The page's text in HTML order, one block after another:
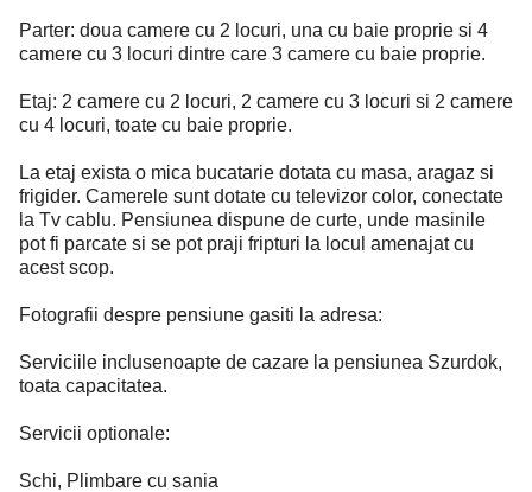
Parter: doua camere cu 2 locuri, una cu baie proprie si 4
camere cu 3 locuri dintre care 3 camere cu baie proprie.
Etaj: 2 camere cu 2 locuri, 2 camere cu 3 locuri si 2 camere
cu 4 locuri, toate cu baie proprie.
La etaj exista o mica bucatarie dotata cu masa, aragaz si
frigider. Camerele sunt dotate cu televizor color, conectate
la Tv cablu. Pensiunea dispune de curte, unde masinile
pot fi parcate si se pot praji fripturi la locul amenajat cu
acest scop.
Fotografii despre pensiune gasiti la adresa:
Serviciile inclusenoapte de cazare la pensiunea Szurdok,
toata capacitatea.
Servicii optionale:
Schi, Plimbare cu sania